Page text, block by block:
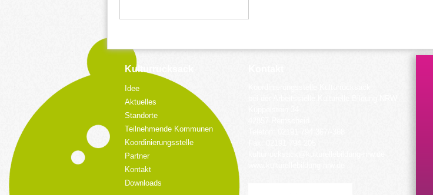
Kulturrucksack
Idee
Aktuelles
Standorte
Teilnehmende Kommunen
Koordinierungsstelle
Partner
Kontakt
Downloads